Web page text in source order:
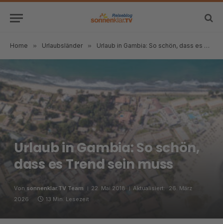
Home » Urlaubsländer » Urlaub in Gambia: So schön, dass es Trend sein muss
Urlaub in Gambia: So schön,
dass es Trend sein muss
Von sonnenklar.TV Team 22. Mai 2018 Aktualisiert:
26. März
2026
13 Min. Lesezeit